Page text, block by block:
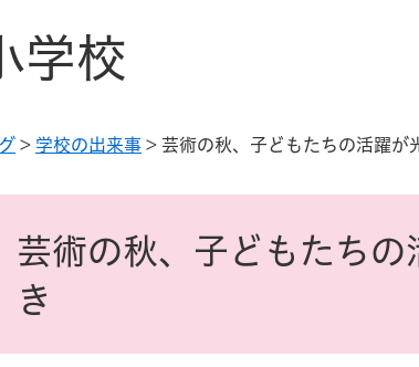
学校
> 学校の出来事 > 芸術の秋、子どもたちの活躍
芸術の秋、子どもたち
き